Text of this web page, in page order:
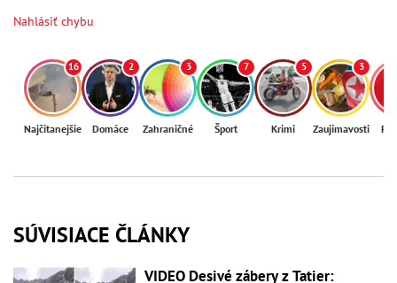
Nahlásiť chybu
16
Najčítanejšie
2
Domáce
3
Zahraničné
7
Šport
5
Krimi
3
Zaujímavosti
SÚVISIACE ČLÁNKY
VIDEO Desivé zábery z Tatier: